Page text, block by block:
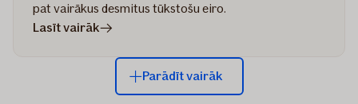
pat vairākus desmitus tūkstošu eiro.
Lasīt vairākrakstā
novākšanas
sezona
Parādīt vairāk